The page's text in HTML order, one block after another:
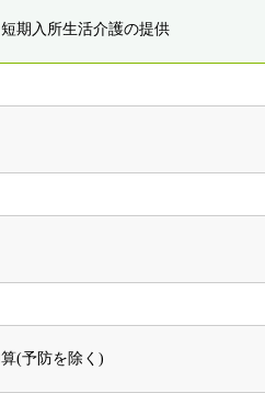
期入所生活介護の提供
(予防を除く)